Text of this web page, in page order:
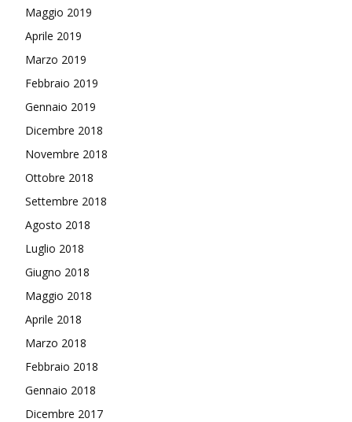
Maggio 2019
Aprile 2019
Marzo 2019
Febbraio 2019
Gennaio 2019
Dicembre 2018
Novembre 2018
Ottobre 2018
Settembre 2018
Agosto 2018
Luglio 2018
Giugno 2018
Maggio 2018
Aprile 2018
Marzo 2018
Febbraio 2018
Gennaio 2018
Dicembre 2017